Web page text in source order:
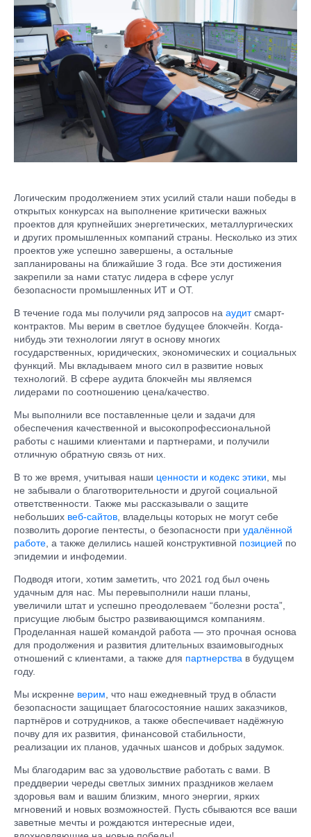
Логическим продолжением этих усилий стали наши победы в
открытых конкурсах на выполнение критически важных
проектов для крупнейших энергетических, металлургических
и других промышленных компаний страны. Несколько из этих
проектов уже успешно завершены, а остальные
запланированы на ближайшие 3 года. Все эти достижения
закрепили за нами статус лидера в сфере услуг
безопасности промышленных ИТ и ОТ.
В течение года мы получили ряд запросов на аудитсмарт-
контрактов. Мы верим в светлое будущее блокчейн. Когда-
нибудь эти технологии лягут в основу многих
государственных, юридических, экономических и социальных
функций. Мы вкладываем много сил в развитие новых
технологий. В сфере аудита блокчейн мы являемся
лидерами по соотношению цена/качество.
Мы выполнили все поставленные цели и задачи для
обеспечения качественной и высокопрофессиональной
работы с нашими клиентами и партнерами, и получили
отличную обратную связь от них.
В то же время, учитывая наши ценности и кодекс этики , мы
не забывали о благотворительности и другой социальной
ответственности. Также мы рассказывали о защите
небольших веб-сайтов , владельцы которых не могут себе
позволить дорогие пентесты, о безопасности при удалённой
работе , а также делились нашей конструктивной позицией по
эпидемии и инфодемии.
Подводя итоги, хотим заметить, что 2021 год был очень
удачным для нас. Мы перевыполнили наши планы,
увеличили штат и успешно преодолеваем “болезни роста”,
присущие любым быстро развивающимся компаниям.
Проделанная нашей командой работа — это прочная основа
для продолжения и развития длительных взаимовыгодных
отношений с клиентами, а также для партнерства в будущем
году.
Мы искренне верим , что наш ежедневный труд в области
безопасности защищает благосостояние наших заказчиков,
партнёров и сотрудников, а также обеспечивает надёжную
почву для их развития, финансовой стабильности,
реализации их планов, удачных шансов и добрых задумок.
Мы благодарим вас за удовольствие работать с вами. В
преддверии череды светлых зимних праздников желаем
здоровья вам и вашим близким, много энергии, ярких
мгновений и новых возможностей. Пусть сбываются все ваши
заветные мечты и рождаются интересные идеи,